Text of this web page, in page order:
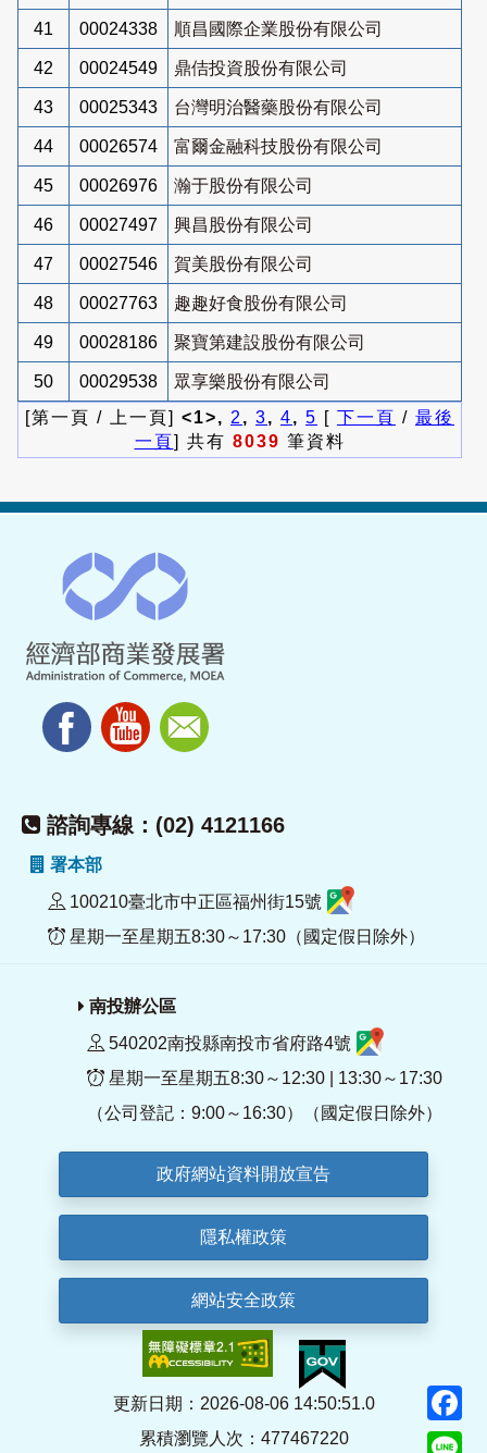
41 00024338 順昌國際企業股份有限公司
42 00024549 鼎佶投資股份有限公司
43 00025343 台灣明治醫藥股份有限公司
44 00026574 富爾金融科技股份有限公司
45 00026976 瀚于股份有限公司
46 00027497 興昌股份有限公司
47 00027546 賀美股份有限公司
48 00027763 趣趣好食股份有限公司
49 00028186 聚寶第建設股份有限公司
50 00029538
眾享樂股份有限公司
[第一頁 / 上一頁] <1>, 2 , 3, 4, 5 [ 下一頁 / 最後
一頁] 共有 8039 筆資料
諮詢專線：(02) 4121166
署本部
100210臺北市中正區福州街15號
星期一至星期五8:30～17:30（國定假日除外）
南投辦公區
540202南投縣南投市省府路4號
星期一至星期五8:30～12:30 | 13:30～17:30
（公司登記：9:00～16:30）（國定假日除外）
政府網站資料開放宣告
隱私權政策
網站安全政策
更新日期：2026-08-06 14:50:51.0
累積瀏覽人次：477467220